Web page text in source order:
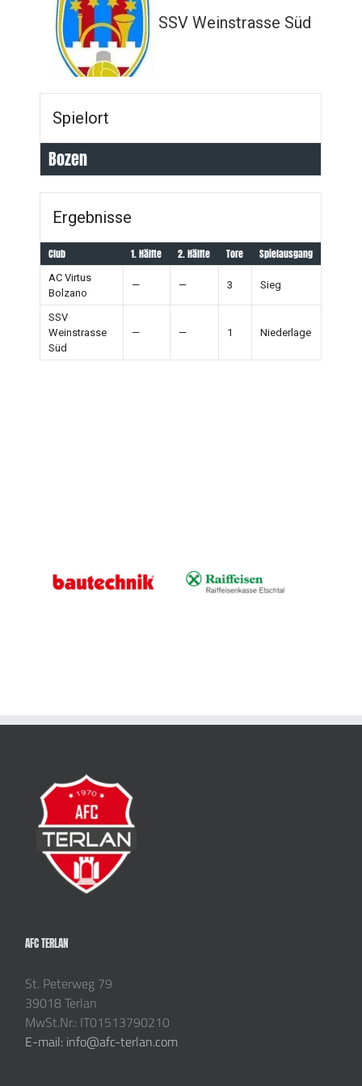
SSV Weinstrasse Süd
Spielort
Bozen
Ergebnisse
Club 1. Hälfte 2. Hälfte Tore Spielausgang
AC Virtus
Bolzano
— — 3 Sieg
SSV
Weinstrasse
Süd
— — 1 Niederlage
AFC TERLAN
St. Peterweg 79
39018 Terlan
MwSt.Nr.: IT01513790210
E-mail: info@afc-terlan.com